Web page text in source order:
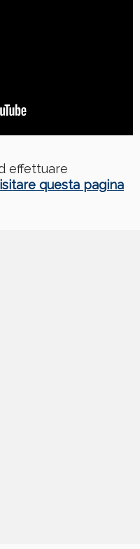
effettuare
questa pagina